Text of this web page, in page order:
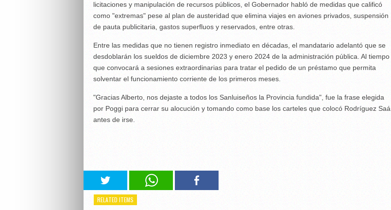
licitaciones y manipulación de recursos públicos, el Gobernador habló de medidas que calificó
como "extremas" pese al plan de austeridad que elimina viajes en aviones privados, suspensión
de pauta publicitaria, gastos superfluos y reservados, entre otras.
Entre las medidas que no tienen registro inmediato en décadas, el mandatario adelantó que se
desdoblarán los sueldos de diciembre 2023 y enero 2024 de la administración pública. Al tiempo
que convocará a sesiones extraordinarias para tratar el pedido de un préstamo que permita
solventar el funcionamiento corriente de los primeros meses.
"Gracias Alberto, nos dejaste a todos los Sanluiseños la Provincia fundida", fue la frase elegida
por Poggi para cerrar su alocución y tomando como base los carteles que colocó Rodríguez Saá
antes de irse.
RELATED ITEMS